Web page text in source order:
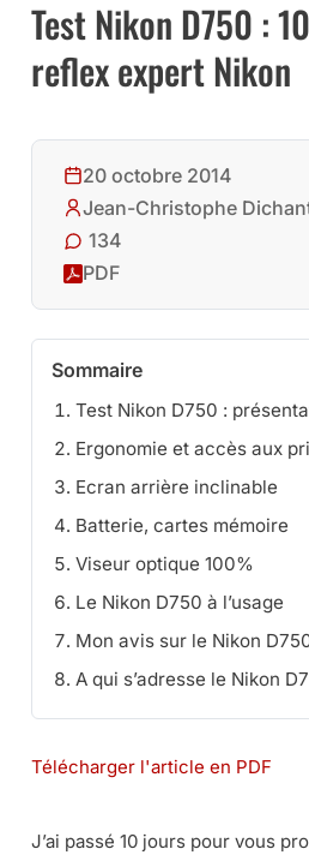
Test Nikon D750 :
reflex expert Nikon
20 octobre 2014
Jean-Christophe
134
PDF
Sommaire
Test Nikon D750 :
Ergonomie et accès aux
Ecran arrière inclinable
Batterie, cartes mémoire
Viseur optique 100%
Le Nikon D750 à l’usage
Mon avis sur le Nikon
A qui s’adresse le Nikon
Télécharger l'article en PDF
J’ai passé 10 jours pour vous